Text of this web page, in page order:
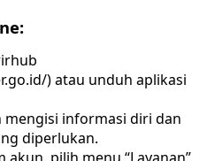
) atau unduh aplikasi
mengisi informasi diri dan
diperlukan.